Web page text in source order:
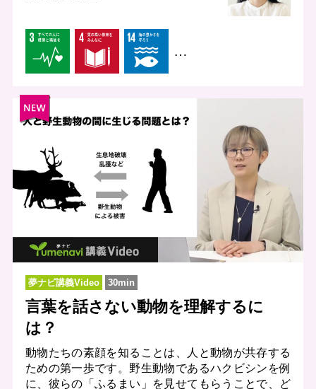
…
夢ナビ講義Video 30min
言葉を話さない動物を理解するに
は？
動物たちの素顔を知ることは、人と動物が共存する
ための第一歩です。野生動物であるハクビシンを例
に、彼らの「ふるまい」を見せてもらうことで、ど